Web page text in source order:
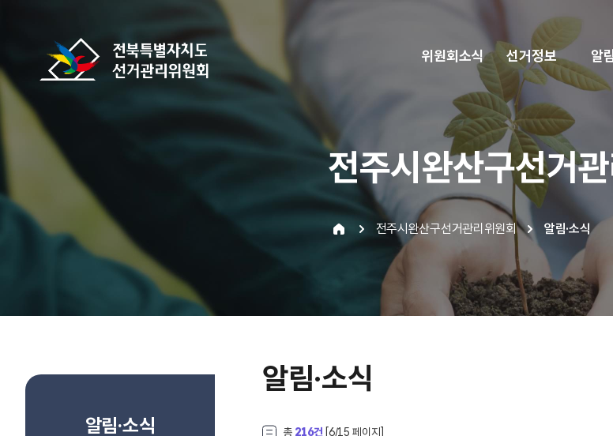
위원회소식 선거정보 알림
전주시완산구선거
전주시완산구선거관리위원회 알림·소식
알림·소식
알림·소식
총 216건 [6/15 페이지]